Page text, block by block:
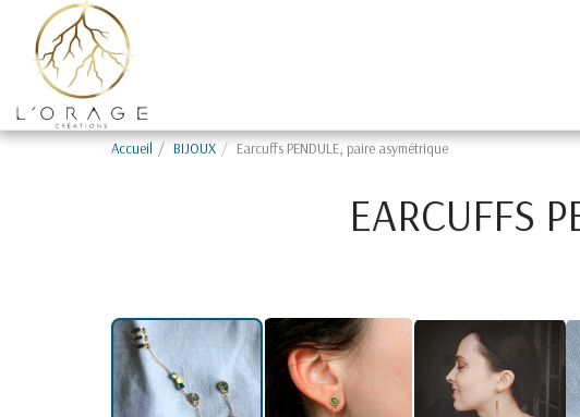
Accueil BIJOUX Earcuffs PENDULE, paire asymétrique
EARCUFFS
Sold out ! Sur demande